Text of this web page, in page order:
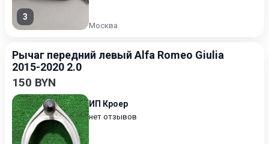
3
Москва
Рычаг передний левый Alfa Romeo Giulia
2015-2020 2.0
150 BYN
ИП Кроер
нет отзывов